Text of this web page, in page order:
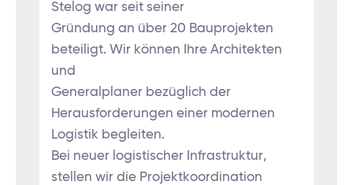
Stelog war seit seiner
Gründung an über 20 Bauprojekten
beteiligt. Wir können Ihre Architekten
und
Generalplaner bezüglich der
Herausforderungen einer modernen
Logistik begleiten.
Bei neuer logistischer Infrastruktur,
stellen wir die Projektkoordination